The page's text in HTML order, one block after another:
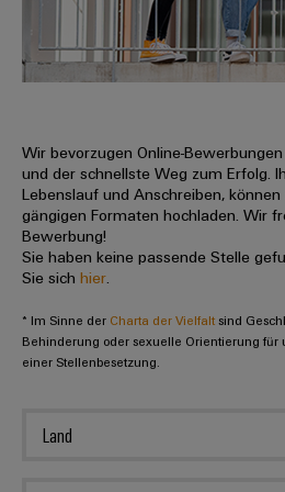
erlebbar
werden.
Datencenter
Produkte
für
Rechenzentren
–
effizient,
zuverlässig,
skalierbar
Energiespeicher
Lösungen
und
Anschlusstechnologie
DC-
u-
OS
Edge
Computing
Industrial
5G
Single
Leiterplattenklemmen
Gehäusesysteme
komponenten
und
-
komponenten
Anschlussleitungen,
Patchkabel
Fast
Delivery
Beratung
und
digitale
Planung
easyConnect
-
Ihre
uns
Promotionfahrzeug
Distribution
Info
für
unsere
Partner
Vertrieb
Weidmüller
Zahlen
Unser
Vorstand
Nachhaltigkeit
Academy
People
Karriere
Stellen
für
Berufserfahrene
Für
Studierende
Praktika
Abschlussarbeiten
Wir bevorzugen Online-
und der schnellste Weg zum Erfolg.
Lebenslauf und Anschreiben,
gängigen Formaten hochladen. Wir
Bewerbung!
Sie haben keine passende Stelle
Sie sichhier
* Im Sinne der Charta der Vielfalt sind
Behinderung oder sexuelle Orientierung für
einer Stellenbesetzung.
Land